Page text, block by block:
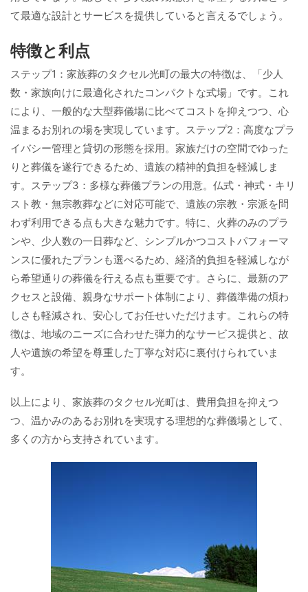
て最適な設計とサービスを提供していると言えるでしょう。
特徴と利点
ステップ1：家族葬のタクセル光町の最大の特徴は、「少人
数・家族向けに最適化されたコンパクトな式場」です。これ
により、一般的な大型葬儀場に比べてコストを抑えつつ、心
温まるお別れの場を実現しています。ステップ2：高度なプラ
イバシー管理と貸切の形態を採用。家族だけの空間でゆった
りと葬儀を遂行できるため、遺族の精神的負担を軽減しま
す。ステップ3：多様な葬儀プランの用意。仏式・神式・キリ
スト教・無宗教葬などに対応可能で、遺族の宗教・宗派を問
わず利用できる点も大きな魅力です。特に、火葬のみのプラ
ンや、少人数の一日葬など、シンプルかつコストパフォーマ
ンスに優れたプランも選べるため、経済的負担を軽減しなが
ら希望通りの葬儀を行える点も重要です。さらに、最新のア
クセスと設備、親身なサポート体制により、葬儀準備の煩わ
しさも軽減され、安心してお任せいただけます。これらの特
徴は、地域のニーズに合わせた弾力的なサービス提供と、故
人や遺族の希望を尊重した丁寧な対応に裏付けられていま
す。
以上により、家族葬のタクセル光町は、費用負担を抑えつ
つ、温かみのあるお別れを実現する理想的な葬儀場として、
多くの方から支持されています。